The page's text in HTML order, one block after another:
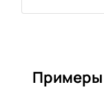
Примеры